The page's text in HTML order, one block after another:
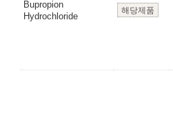
Bupropion
Hydrochloride
해당제품